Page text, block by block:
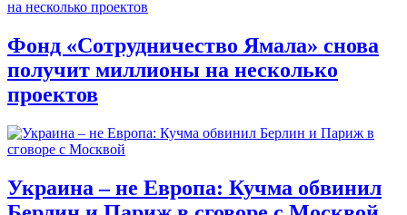
Фонд «Сотрудничество Ямала» снова
получит миллионы на несколько
проектов
Украина – не Европа: Кучма обвинил